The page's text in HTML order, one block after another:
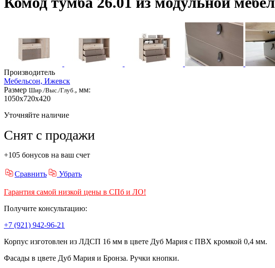
Производитель
Мебельсон, Ижевск
Размер Шир./Выс./Глуб. , мм:
1050x720x420
Уточняйте наличие
Снят с продажи
+105 бонусов на ваш счет
Сравнить Убрать
Гарантия самой низкой цены в СПб и ЛО!
Получите консультацию:
+7 (921) 942-96-21
Корпус изготовлен из ЛДСП 16 мм в цвете Дуб Мария с ПВХ кромкой 0,4 мм.
Фасады в цвете Дуб Мария и Бронза. Ручки кнопки.